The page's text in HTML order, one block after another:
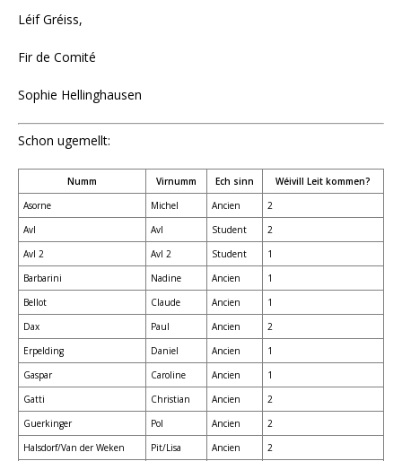
Léif Gréiss,
Fir de Comité
Sophie Hellinghausen
Schon ugemellt:
Numm Virnumm Ech sinn
Wéivill Leit kommen?
Asorne
Michel Ancien
2
Avl
Avl Student
2
Avl 2
Avl 2 Student
1
Barbarini
Nadine Ancien
1
Bellot
Claude Ancien
1
Dax
Paul Ancien
2
Erpelding
Daniel Ancien
1
Gaspar
Caroline Ancien
1
Gatti
Christian Ancien
2
Guerkinger
Pol Ancien
2
Halsdorf/Van der Weken
Pit/Lisa Ancien
2